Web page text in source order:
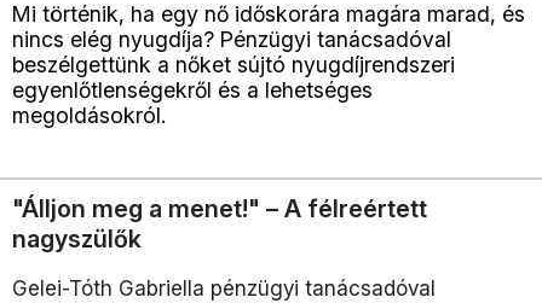
Mi történik, ha egy nő időskorára magára marad, és
nincs elég nyugdíja? Pénzügyi tanácsadóval
beszélgettünk a nőket sújtó nyugdíjrendszeri
egyenlőtlenségekről és a lehetséges
megoldásokról.
"Álljon meg a menet!" – A félreértett
nagyszülők
Gelei-Tóth Gabriella pénzügyi tanácsadóval